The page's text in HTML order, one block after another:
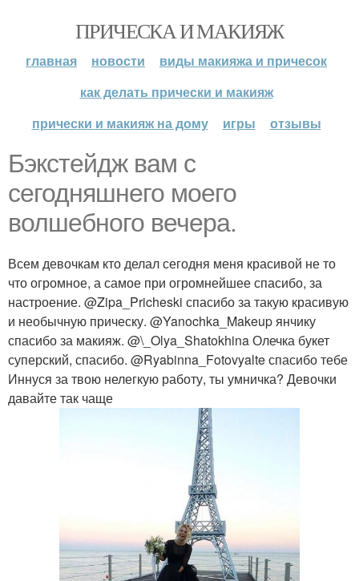
ПРИЧЕСКА И МАКИЯЖ
главная новости
виды макияжа и причесок
как делать прически и макияж
прически и макияж на дому
игры отзывы
Бэкстейдж вам с
сегодняшнего моего
волшебного вечера.
Всем девочкам кто делал сегодня меня красивой не то
что огромное, а самое при огромнейшее спасибо, за
настроение. @Zipa_Pricheski спасибо за такую красивую
и необычную прическу. @Yanochka_Makeup янчику
спасибо за макияж. @\_Olya_Shatokhina Олечка букет
суперский, спасибо. @Ryabinna_Fotovyalte спасибо тебе
Иннуся за твою нелегкую работу, ты умничка? Девочки
давайте так чаще